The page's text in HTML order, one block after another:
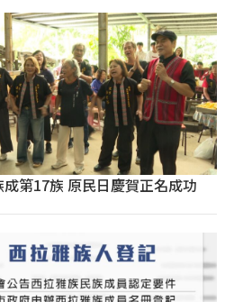
第17族 原民日慶賀正名成功